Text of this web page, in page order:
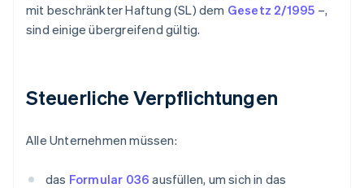
mit beschränkter Haftung (SL) dem Gesetz 2/1995 –,
sind einige übergreifend gültig.
Steuerliche Verpflichtungen
Alle Unternehmen müssen:
das Formular 036 ausfüllen, um sich in das